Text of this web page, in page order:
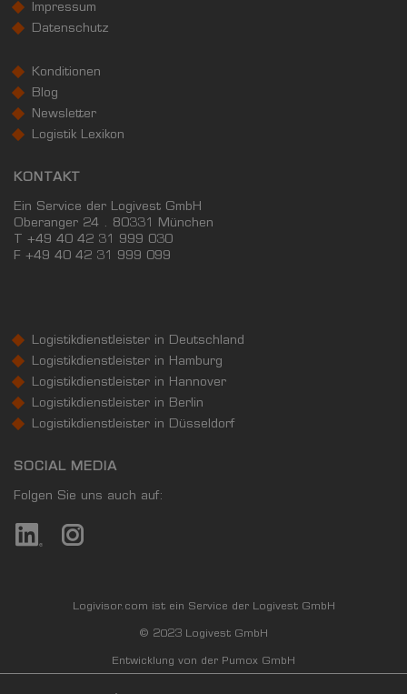
Impressum
Datenschutz
Konditionen
Blog
Newsletter
Logistik Lexikon
KONTAKT
Ein Service der Logivest GmbH
Oberanger 24 . 80331 München
T +49 40 42 31 999 030
F +49 40 42 31 999 099
Logistikdienstleister in Deutschland
Logistikdienstleister in Hamburg
Logistikdienstleister in Hannover
Logistikdienstleister in Berlin
Logistikdienstleister in Düsseldorf
SOCIAL MEDIA
Folgen Sie uns auch auf:
Logivisor.com ist ein Service der Logivest GmbH
© 2023 Logivest GmbH
Entwicklung von der Pumox GmbH